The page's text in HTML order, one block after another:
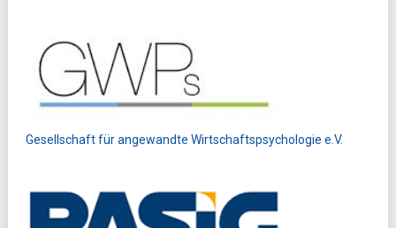
Gesellschaft für angewandte Wirtschaftspsychologie e.V.